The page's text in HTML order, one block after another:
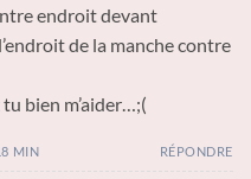
endroit devant
de la manche contre
bien m’aider…;(
MIN RÉPONDRE